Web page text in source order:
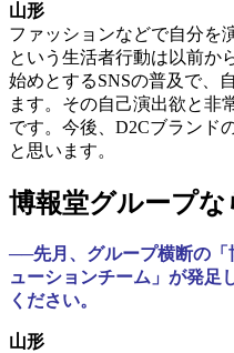
山形
ファッションなどで自分を
という生活者行動は以前か
始めとするSNSの普及で、
ます。その自己演出欲と非
です。今後、D2Cブランド
と思います。
博報堂グループな
──先月、グループ横断の「
ューションチーム」が発足
ください。
山形